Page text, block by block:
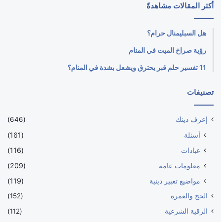
أكثر المقالات مشاهدةً
هل السبليمنال حرام؟
رؤية صراخ الميت في المنام
11 تفسير حلم قبر يحترق ويشعل بشدة في المنام؟
تصنيفات
إعرف دينك (646)
أسئلة
(161)
عبادات
(116)
معلومات عامة
(209)
مواضيع تعبير دينية
(119)
الحج والعمرة
(152)
الرقية الشرعية
(112)